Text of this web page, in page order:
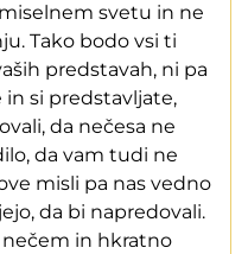
svetu in ne
Tako bodo vsi ti
predstavah, ni pa
si predstavljate,
da nečesa ne
da vam tudi ne
misli pa nas vedno
da bi napredovali.
nečem in hkratno